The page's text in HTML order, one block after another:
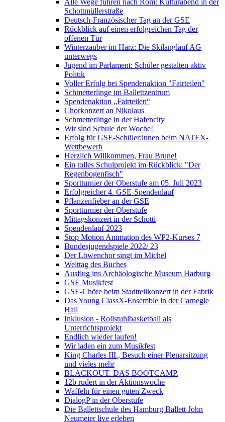
Alle Wege führen nach Rom: Kulturabend in der
Schottmüllerstraße
Deutsch-Französischer Tag an der GSE
Rückblick auf einen erfolgreichen Tag der
offenen Tür
Winterzauber im Harz: Die Skilanglauf AG
unterwegs
Jugend im Parlament: Schüler gestalten aktiv
Politik
Voller Erfolg bei Spendenaktion "Fairteilen"
Schmetterlinge im Ballettzentrum
Spendenaktion „Fairteilen“
Chorkonzert an Nikolaus
Schmetterlinge in der Hafencity
Wir sind Schule der Woche!
Erfolg für GSE-Schüler:innen beim NATEX-
Wettbewerb
Herzlich Willkommen, Frau Brune!
Ein tolles Schulprojekt im Rückblick: "Der
Regenbogenfisch"
Sportturnier der Oberstufe am 05. Juli 2023
Erfolgreicher 4. GSE-Spendenlauf
Pflanzenfieber an der GSE
Sportturnier der Oberstufe
Mittagskonzert in der Schotti
Spendenlauf 2023
Stop Motion Animation des WP2-Kurses 7
Bundesjugendspiele 2022/ 23
Der Löwenchor singt im Michel
Welttag des Buches
Ausflug ins Archäologische Museum Harburg
GSE Musikfest
GSE-Chöre beim Stadtteilkonzert in der Fabrik
Das Young ClassX-Ensemble in der Carnegie
Hall
Inklusion - Rollstuhlbasketball als
Unterrichtsprojekt
Endlich wieder laufen!
Wir laden ein zum Musikfest
King Charles III., Besuch einer Plenarsitzung
und vieles mehr
BLACKOUT. DAS BOOTCAMP.
12b rudert in der Aktionswoche
Waffeln für einen guten Zweck
DialogP in der Oberstufe
Die Ballettschule des Hamburg Ballett John
Neumeier live erleben